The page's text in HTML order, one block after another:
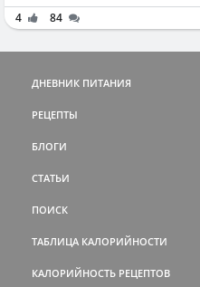
4 84
ДНЕВНИК ПИТАНИЯ
РЕЦЕПТЫ
БЛОГИ
СТАТЬИ
ПОИСК
ТАБЛИЦА КАЛОРИЙНОСТИ
КАЛОРИЙНОСТЬ РЕЦЕПТОВ